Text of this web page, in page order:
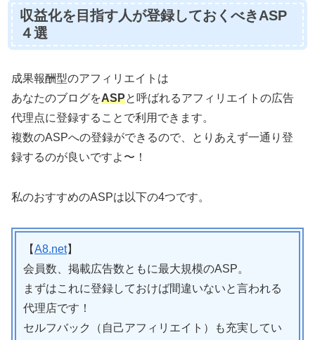
収益化を目指す人が登録しておくべきASP
４選
成果報酬型のアフィリエイトは
あなたのブログをASPと呼ばれるアフィリエイトの広告
代理点に登録することで利用できます。
複数のASPへの登録ができるので、とりあえず一通り登
録するのが良いですよ〜！
私のおすすめのASPは以下の4つです。
【A8.net】
会員数、掲載広告数ともに最大規模のASP。
まずはこれに登録しておけば間違いないと言われる
代理店です！
セルフバック（自己アフィリエイト）も充実してい